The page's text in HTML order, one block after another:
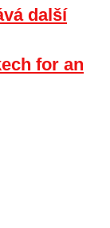
další
for an